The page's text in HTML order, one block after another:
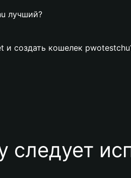
лучший?
и создать кошелек
следует